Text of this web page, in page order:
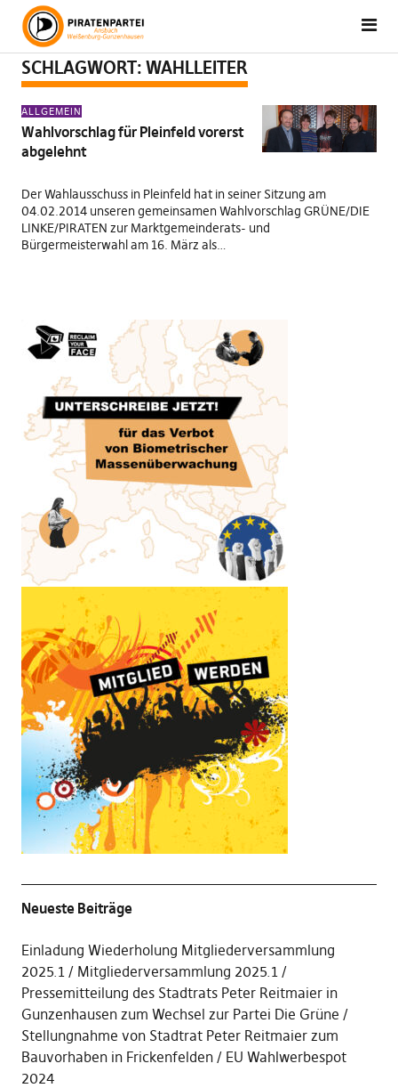
SCHLAGWORT: WAHLLEITER
ALLGEMEIN
Wahlvorschlag für Pleinfeld vorerst
abgelehnt
Der Wahlausschuss in Pleinfeld hat in seiner Sitzung am
04.02.2014 unseren gemeinsamen Wahlvorschlag GRÜNE/DIE
LINKE/PIRATEN zur Marktgemeinderats- und
Bürgermeisterwahl am 16. März als…
Neueste Beiträge
Einladung Wiederholung Mitgliederversammlung
2025.1
Mitgliederversammlung 2025.1
Pressemitteilung des Stadtrats Peter Reitmaier in
Gunzenhausen zum Wechsel zur Partei Die Grüne
Stellungnahme von Stadtrat Peter Reitmaier zum
Bauvorhaben in Frickenfelden
EU Wahlwerbespot
2024